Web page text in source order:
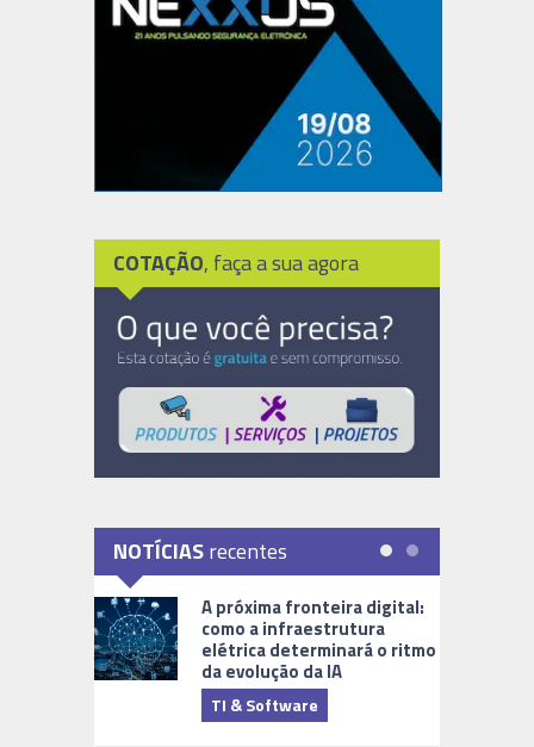
COTAÇÃO, faça a sua agora
NOTÍCIASrecentes
A próxima fronteira digital:
como a infraestrutura
elétrica determinará o ritmo
da evolução da IA
TI & Software